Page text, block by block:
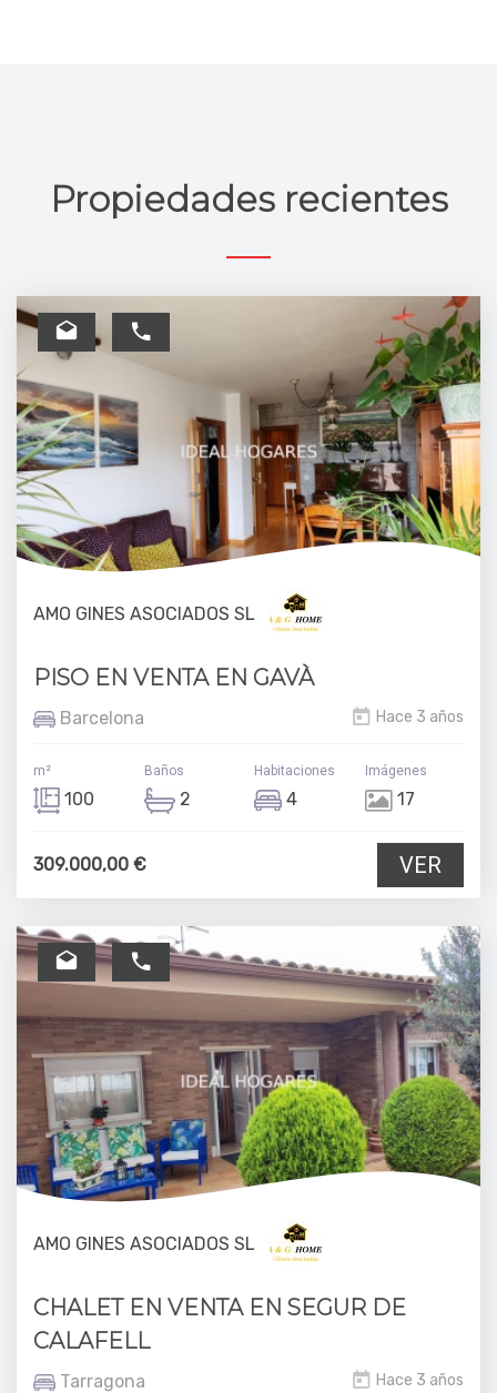
Propiedades recientes
AMO GINES ASOCIADOS SL
PISO EN VENTA EN GAVÀ
Barcelona Hace 3 años
m²
100
Baños
2
Habitaciones
4
Imágenes
17
309.000,00 € VER
AMO GINES ASOCIADOS SL
CHALET EN VENTA EN SEGUR DE
CALAFELL
Tarragona Hace 3 años